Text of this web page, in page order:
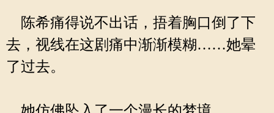
陈希痛得说不出话，捂着胸口倒了下
去，视线在这剧痛中渐渐模糊……她晕
了过去。